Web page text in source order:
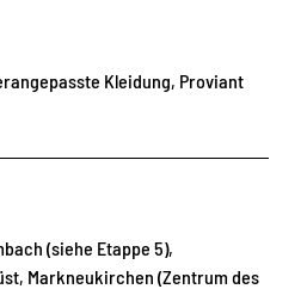
Kleidung, Proviant
(siehe Etappe 5),
Markneukirchen (Zentrum des